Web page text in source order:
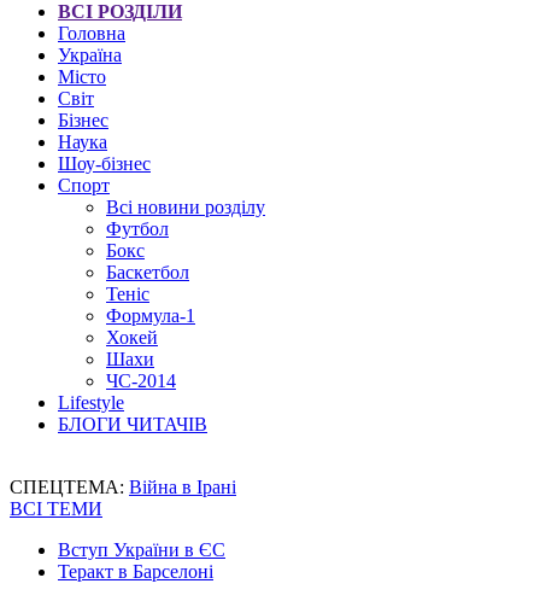
ВСІ РОЗДІЛИ
Головна
Україна
Місто
Світ
Бізнес
Наука
Шоу-бізнес
Спорт
Всі новини розділу
Футбол
Бокс
Баскетбол
Теніс
Формула-1
Хокей
Шахи
ЧС-2014
Lifestyle
БЛОГИ ЧИТАЧІВ
СПЕЦТЕМА: Війна в Ірані
ВСІ ТЕМИ
Вступ України в ЄС
Теракт в Барселоні